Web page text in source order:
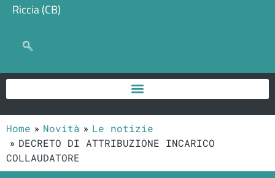
Riccia (CB)
Home Novità
Le notizie
DECRETO DI ATTRIBUZIONE INCARICO
COLLAUDATORE